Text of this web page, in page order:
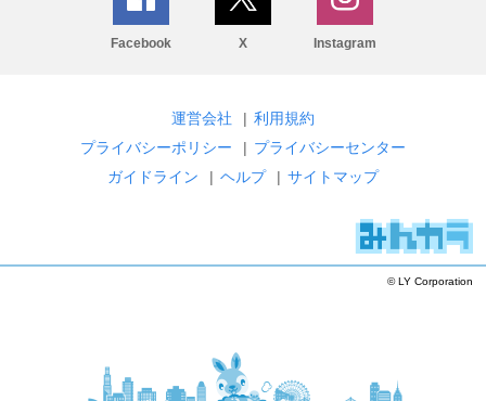
Facebook X Instagram
運営会社 | 利用規約
プライバシーポリシー
| プライバシーセンター
ガイドライン
| ヘルプ | サイトマップ
© LY Corporation